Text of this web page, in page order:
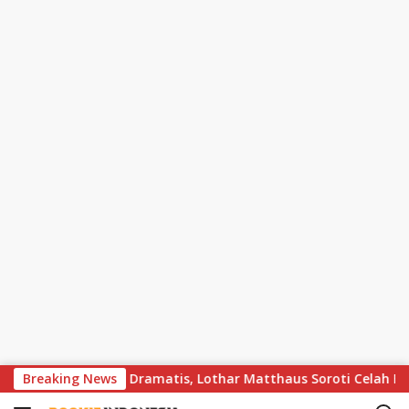
k
Breaking News
Bayern Berakhir Dramatis, Lothar Matthaus Soroti Celah